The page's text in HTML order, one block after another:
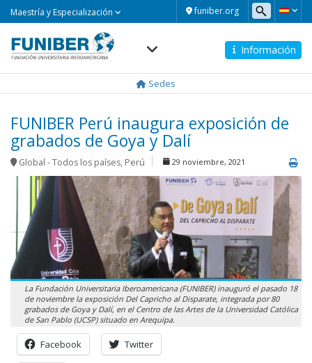
funiber.org
Maestría y Especialización
Información
Sedes
FUNIBER Perú inaugura exposición de
grabados de Goya y Dalí
Global - Todos los países, Perú 29 noviembre, 2021
La Fundación Universitaria Iberoamericana (FUNIBER) inauguró el pasado 18
de noviembre la exposición Del Capricho al Disparate, integrada por 80
grabados de Goya y Dalí, en el Centro de las Artes de la Universidad Católica
de San Pablo (UCSP) situado en Arequipa.
Facebook Twitter